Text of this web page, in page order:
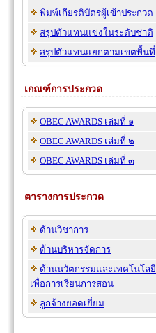
พิมพ์เกียรติบัตรผู้เข้าประกวด
สรุปตัวแทนแข่งในระดับชาติ
สรุปตัวแทนแยกตามเขตพื้นที่
เกณฑ์การประกวด
OBEC AWARDS เล่มที่ ๑
OBEC AWARDS เล่มที่ ๒
OBEC AWARDS เล่มที่ ๓
ตารางการประกวด
ด้านวิชาการ
ด้านบริหารจัดการ
ด้านนวัตกรรมและเทคโนโลยี
เพื่อการเรียนการสอน
ลูกจ้างยอดเยี่ยม